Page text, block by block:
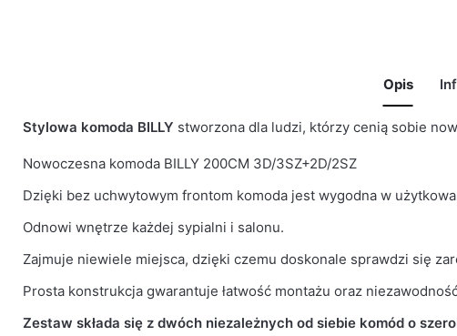
Opis
Stylowa komoda BILLY stworzona dla ludzi, którzy cenią sobie
Nowoczesna komoda BILLY 200CM 3D/3SZ+2D/2SZ
Dzięki bez uchwytowym frontom komoda jest wygodna w
Odnowi wnętrze każdej sypialni i salonu.
Zajmuje niewiele miejsca, dzięki czemu doskonale sprawdzi się
Prosta konstrukcja gwarantuje łatwość montażu oraz
Zestaw składa się z dwóch niezależnych od siebie komód o
Kolor Korpus Sonoma
Kolor Frontu
Grubość płyty 16mm
🙁 Nie ma jeszcze opinii o tym produkcie..
Only logged in customers who have purchased this product may